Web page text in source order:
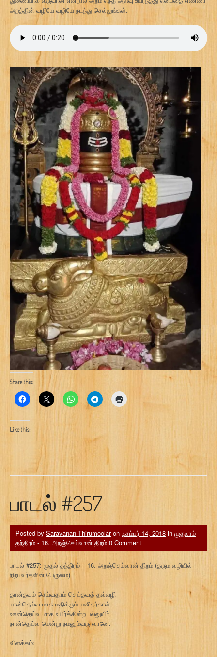
அறத்தின் வழியே வழியே நடந்து செல்லுங்கள்.
Share this:
Like this:
பாடல் #257
Posted by Saravanan Thirumoolaron டிசம்பர் 14, 2018 in முதலாம்
தந்திரம் - 16. அறஞ்செய்வான் திறம் 0 Comment
பாடல் #257: முதல் தந்திரம் – 16. அறஞ்செய்வான் திறம் (தரும வழியில்
நிற்பவர்களின் பெருமை)
தான்தவம் செய்வதாம் செய்தவத் தவ்வழி
மான்தெய்வ மாக மதிக்கும் மனிதர்காள்
ஊன்தெய்வ மாக உயிர்க்கின்ற பல்லுயிர்
நான்தெய்வ மென்று நமனும்வரு வானே.
விளக்கம்: